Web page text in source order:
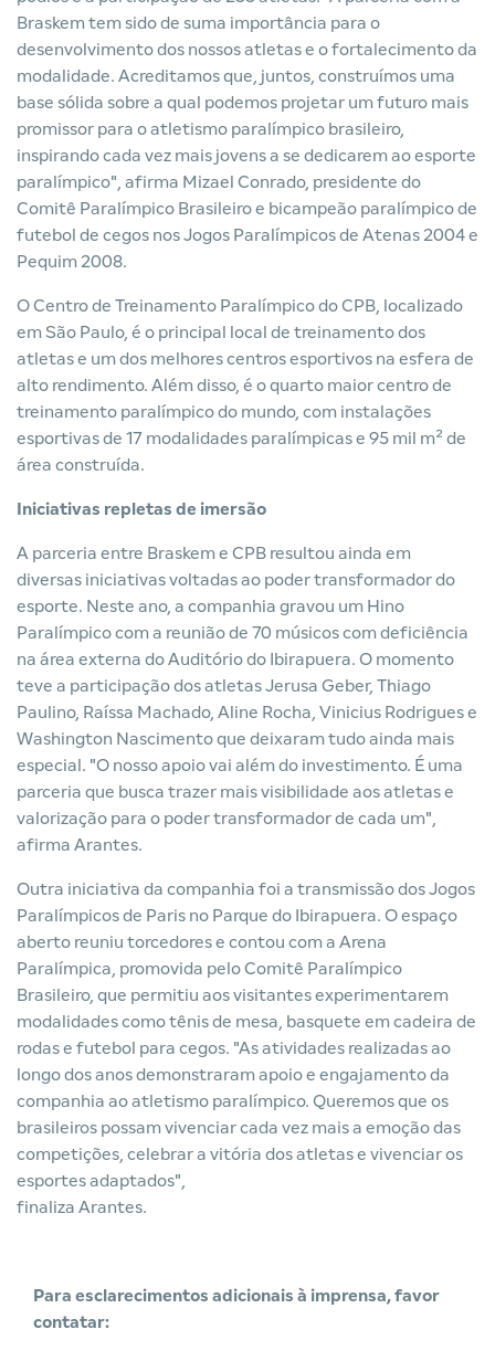
Braskem tem sido de suma importância para o
desenvolvimento dos nossos atletas e o fortalecimento da
modalidade. Acreditamos que, juntos, construímos uma
base sólida sobre a qual podemos projetar um futuro mais
promissor para o atletismo paralímpico brasileiro,
inspirando cada vez mais jovens a se dedicarem ao esporte
paralímpico", afirma Mizael Conrado, presidente do
Comitê Paralímpico Brasileiro e bicampeão paralímpico de
futebol de cegos nos Jogos Paralímpicos de Atenas 2004 e
Pequim 2008.
O Centro de Treinamento Paralímpico do CPB, localizado
em São Paulo, é o principal local de treinamento dos
atletas e um dos melhores centros esportivos na esfera de
alto rendimento. Além disso, é o quarto maior centro de
treinamento paralímpico do mundo, com instalações
esportivas de 17 modalidades paralímpicas e 95 mil m² de
área construída.
Iniciativas repletas de imersão
A parceria entre Braskem e CPB resultou ainda em
diversas iniciativas voltadas ao poder transformador do
esporte. Neste ano, a companhia gravou um Hino
Paralímpico com a reunião de 70 músicos com deficiência
na área externa do Auditório do Ibirapuera. O momento
teve a participação dos atletas Jerusa Geber, Thiago
Paulino, Raíssa Machado, Aline Rocha, Vinicius Rodrigues e
Washington Nascimento que deixaram tudo ainda mais
especial. "O nosso apoio vai além do investimento. É uma
parceria que busca trazer mais visibilidade aos atletas e
valorização para o poder transformador de cada um",
afirma Arantes.
Outra iniciativa da companhia foi a transmissão dos Jogos
Paralímpicos de Paris no Parque do Ibirapuera. O espaço
aberto reuniu torcedores e contou com a Arena
Paralímpica, promovida pelo Comitê Paralímpico
Brasileiro, que permitiu aos visitantes experimentarem
modalidades como tênis de mesa, basquete em cadeira de
rodas e futebol para cegos. "As atividades realizadas ao
longo dos anos demonstraram apoio e engajamento da
companhia ao atletismo paralímpico. Queremos que os
brasileiros possam vivenciar cada vez mais a emoção das
competições, celebrar a vitória dos atletas e vivenciar os
esportes adaptados",
finaliza Arantes.
Para esclarecimentos adicionais à imprensa, favor
contatar: